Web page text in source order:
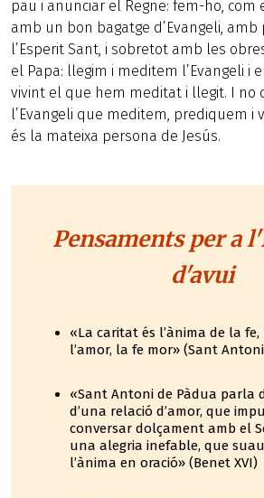
pau i anunciar el Regne: fem-ho, com
amb un bon bagatge d’Evangeli, amb
l’Esperit Sant, i sobretot amb les
el Papa: llegim i meditem l’Evangeli i
vivint el que hem meditat i llegit. I no
l’Evangeli que meditem, prediquem i
és la mateixa persona de Jesús.
Pensaments per a
d'avui
«La caritat és l’ànima de la fe,
l’amor, la fe mor» (Sant
«Sant Antoni de Pàdua parla
d’una relació d’amor, que
conversar dolçament amb el
una alegria inefable, que
l’ànima en oració» (Benet XVI)